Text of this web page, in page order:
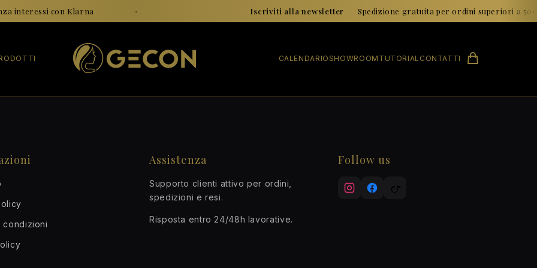
interessi con Klarna Iscriviti alla newsletter
• Spedizione gratuita per ordini superiori a 50€
CALENDARIO SHOWROOM TUTORIAL CONTATTI
condizioni
Assistenza
Supporto clienti attivo per ordini,
spedizioni e resi.
Risposta entro 24/48h lavorative.
Follow us